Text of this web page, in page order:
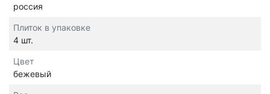
россия
Плиток в упаковке
4 шт.
Цвет
бежевый